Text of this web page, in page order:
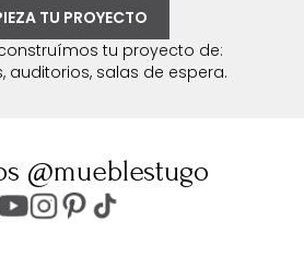
TU PROYECTO
tu proyecto de:
auditorios, salas de espera.
@mueblestugo